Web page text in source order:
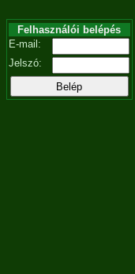
Felhasználói belépés
E-mail:
Jelszó: